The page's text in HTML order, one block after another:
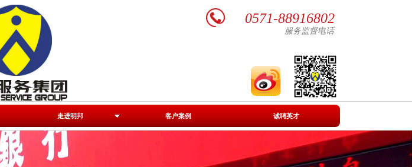
走进明邦 客户案例 诚聘英才
|
0571-88916802
服务监督电话